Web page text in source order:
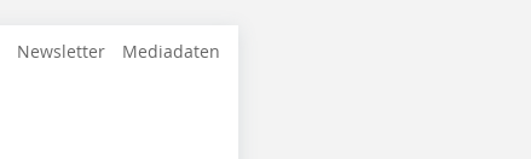
Newsletter Mediadaten